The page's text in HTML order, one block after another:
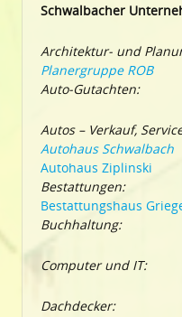
Schwalbacher
Architektur- und
Planergruppe ROB
Auto-Gutachten:
Autos – Verkauf,
Autohaus Schwalbach
Autohaus Ziplinski
Bestattungen:
Bestattungshaus
Buchhaltung:
Computer und IT:
Dachdecker: